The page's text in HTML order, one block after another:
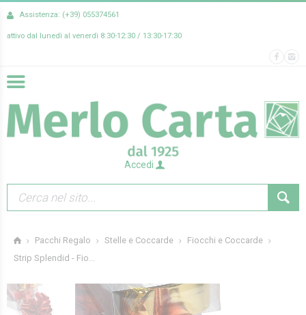
Assistenza: (+39) 055374561
attivo dal lunedì al venerdì 8:30-12:30 / 13:30-17:30
Accedi
Pacchi Regalo Stelle e Coccarde
Fiocchi e Coccarde
Strip Splendid - Fio...